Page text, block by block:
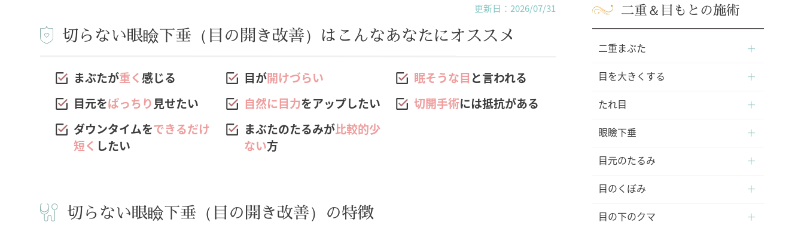
更新日：2026/07/31
切らない眼瞼下垂（目の開き改善）は こんなあなたにオススメ
まぶたが重く感じる 目が開けづらい 眠そうな目 と言われる
目元をぱっちり見せたい 自然に目力をアップしたい 切開手術には抵抗がある
ダウンタイムをできるだけ
短く したい
まぶたのたるみが比較的少
ない方
切らない眼瞼下垂（目の開き改善）の特徴
二重＆目もとの施術
二重まぶた
目を大きくする
たれ目
眼瞼下垂
目元のたるみ
目のくぼみ
目の下のクマ